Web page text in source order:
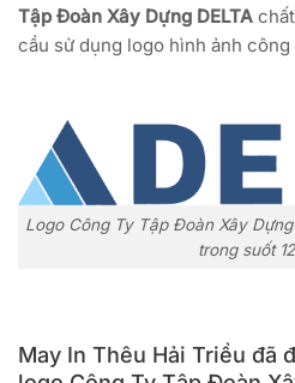
Tập Đoàn Xây Dựng DELTA
cầu sử dụng logo hình ảnh công
Logo Công Ty Tập Đoàn Xây Dựng
trong suốt
May In Thêu Hải Triều đã